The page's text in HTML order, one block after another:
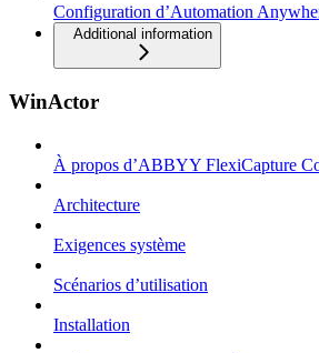
Configuration d’Automation
Additional information
WinActor
À propos d’ABBYY FlexiCapture
Architecture
Exigences système
Scénarios d’utilisation
Installation